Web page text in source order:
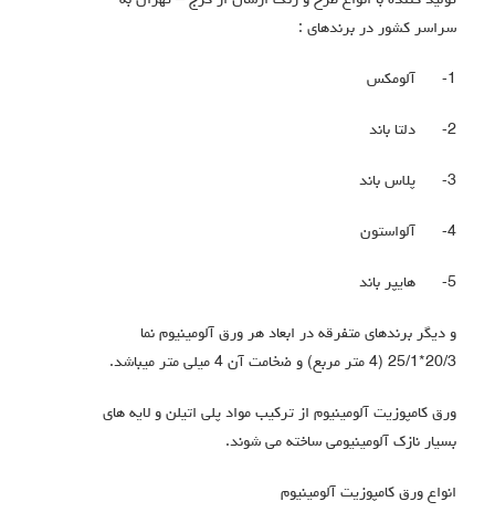
سراسر کشور در برندهای :
1- آلومکس
2- دلتا باند
3- پلاس باند
4- آلواستون
5- هایپر باند
و دیگر برندهای متفرقه در ابعاد هر ورق آلومینیوم نما
20/3*25/1 (4 متر مربع) و ضخامت آن 4 میلی متر میباشد.
ورق کامپوزیت آلومینیوم از ترکیب مواد پلی اتیلن و لایه های
بسیار نازک آلومینیومی ساخته می شوند.
انواع ورق کامپوزیت آلومینیوم